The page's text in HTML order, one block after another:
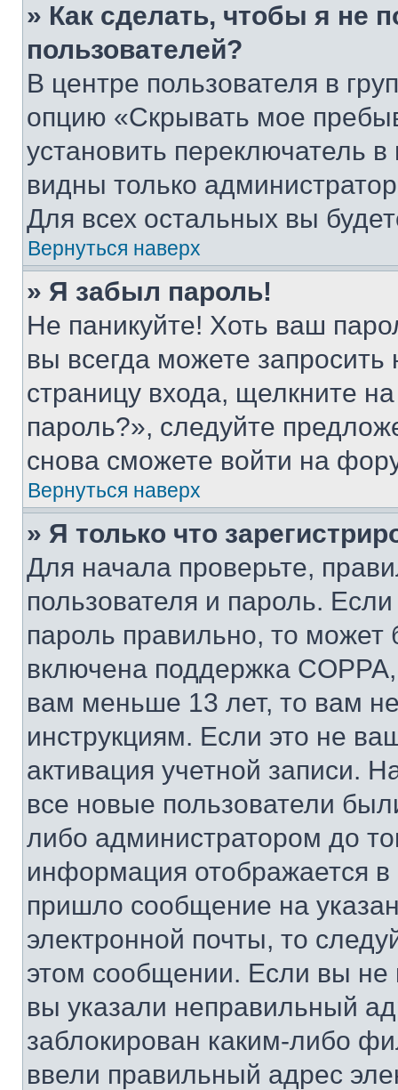
» Как сделать, чтобы я не
пользователей?
В центре пользователя в
опцию «Скрывать мое
установить переключатель
видны только
Для всех остальных вы
Вернуться наверх
» Я забыл пароль!
Не паникуйте! Хоть ваш
вы всегда можете
страницу входа, щелкните
пароль?», следуйте
снова сможете войти на
Вернуться наверх
» Я только что
Для начала проверьте,
пользователя и пароль.
пароль правильно, то может
включена поддержка
вам меньше 13 лет, то вам
инструкциям. Если это не
активация учетной записи.
все новые пользователи
либо администратором до
информация отображается
пришло сообщение на
электронной почты, то
этом сообщении. Если вы
вы указали неправильный
заблокирован каким-либо
ввели правильный адрес